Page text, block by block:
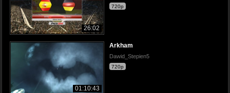
26:02
720p
01:10:43
Arkham
Dawid_Stepien5
720p